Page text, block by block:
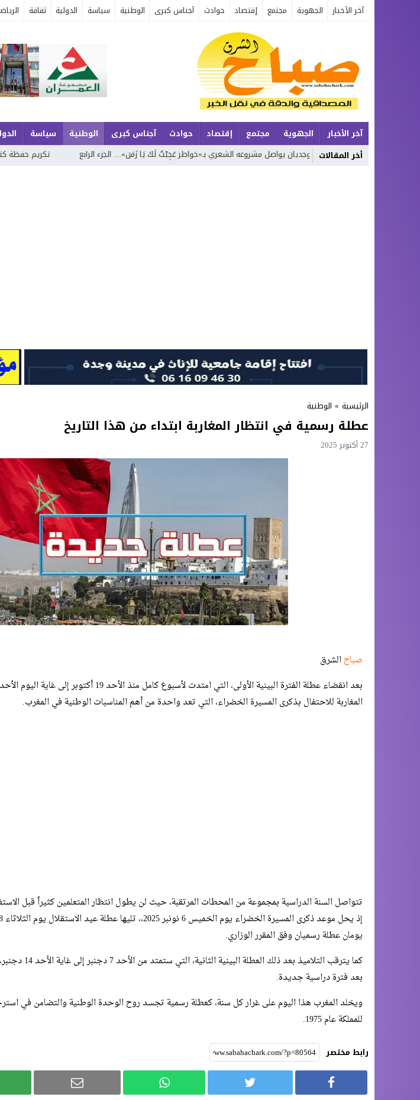
آخر الأخبار الجهوية مجتمع إقتصاد حوادث آجناس كبرى الوطنية سياسة الدولية ثقافة
آخر الأخبار الجهوية مجتمع إقتصاد حوادث آجناس كبرى الوطنية سياسة
أخر المقالات
محمد بوجديان يواصل مشروعه الشعري بـ«خواطر عَجِبْتُ لَكَ يَا زَمَن»… الجزء الرابع تكريم حفظة كتاب الله في
الرئيسية » الوطنية
عطلة رسمية في انتظار المغاربة ابتداء من هذا التاريخ
27 أكتوبر 2025
صباحالشرق
المغاربة للاحتفال بذكرى المسيرة الخضراء، التي تعد واحدة من أهم المناسبات الوطنية في المغرب.
تتواصل السنة الدراسية بمجموعة من المحطات المرتقبة، حيث لن يطول انتظار المتعلمين كثيراً قبل
يومان عطلة رسميان وفق المقرر الوزاري.
كما يترقب التلاميذ بعد
بعد فترة دراسية جديدة.
ويخلد المغرب هذا اليوم على غرار كل سنة، كعطلة رسمية تجسد روح الوحدة الوطنية والتضامن في
للمملكة عام 1975.
رابط مختصر